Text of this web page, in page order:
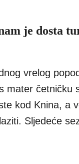
je dosta
vrelog
mater četničku
kod Knina, a
Sljedeće